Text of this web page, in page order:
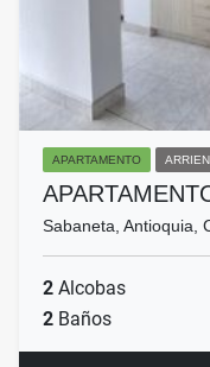
APARTAMENTO
Sabaneta, Antioquia,
2 Alcobas
2 Baños